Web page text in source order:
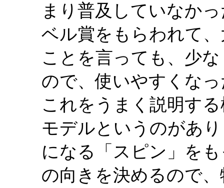
まり普及していなか
ベル賞をもらわれて
ことを言っても、少
ので、使いやすくな
これをうまく説明す
モデルというのがあ
になる「スピン」を
の向きを決めるので